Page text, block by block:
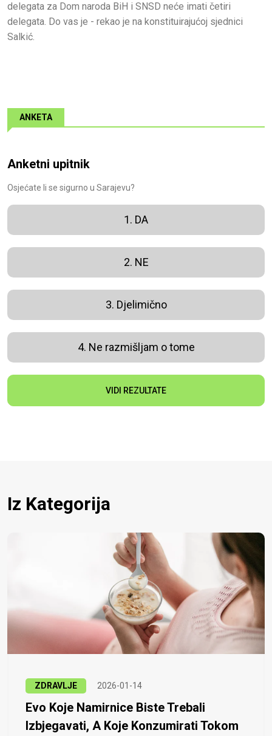
delegata za Dom naroda BiH i SNSD neće imati četiri
delegata. Do vas je - rekao je na konstituirajućoj sjednici
Salkić.
ANKETA
Anketni upitnik
Osjećate li se sigurno u Sarajevu?
1. DA
2. NE
3. Djelimično
4. Ne razmišljam o tome
VIDI REZULTATE
Iz Kategorija
ZDRAVLJE 2026-01-14
Evo Koje Namirnice Biste Trebali
Izbjegavati, A Koje Konzumirati Tokom